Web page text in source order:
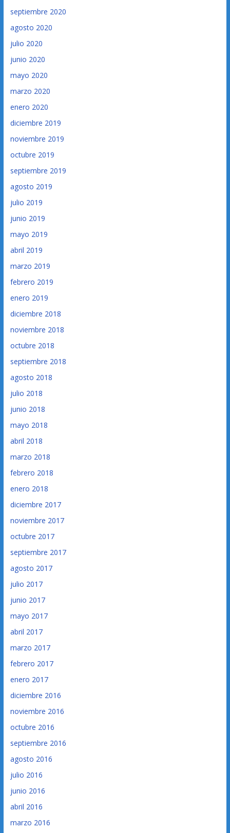
septiembre 2020
agosto 2020
julio 2020
junio 2020
mayo 2020
marzo 2020
enero 2020
diciembre 2019
noviembre 2019
octubre 2019
septiembre 2019
agosto 2019
julio 2019
junio 2019
mayo 2019
abril 2019
marzo 2019
febrero 2019
enero 2019
diciembre 2018
noviembre 2018
octubre 2018
septiembre 2018
agosto 2018
julio 2018
junio 2018
mayo 2018
abril 2018
marzo 2018
febrero 2018
enero 2018
diciembre 2017
noviembre 2017
octubre 2017
septiembre 2017
agosto 2017
julio 2017
junio 2017
mayo 2017
abril 2017
marzo 2017
febrero 2017
enero 2017
diciembre 2016
noviembre 2016
octubre 2016
septiembre 2016
agosto 2016
julio 2016
junio 2016
abril 2016
marzo 2016